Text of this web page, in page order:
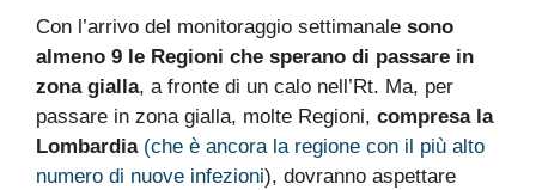
Con l’arrivo del monitoraggio settimanale sono
almeno 9 le Regioni che sperano di passare in
zona gialla, a fronte di un calo nell’Rt. Ma, per
passare in zona gialla, molte Regioni, compresa la
Lombardia (che è ancora la regione con il più alto
numero di nuove infezioni), dovranno aspettare